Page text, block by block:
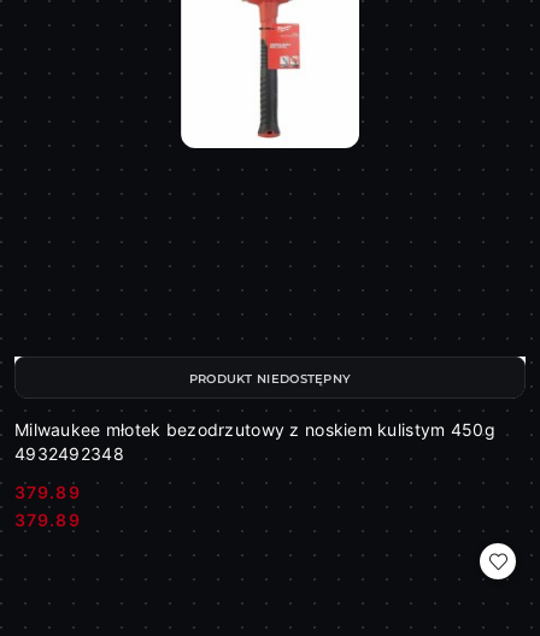
Milwaukee młotek bezodrzutowy z noskiem kulistym 450g
4932492348
Cena:
379.89
Cena:
379.89
PRODUKT NIEDOSTĘPNY